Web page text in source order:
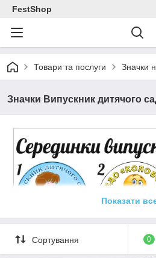
FestShop
Товари та послуги Значки
Значки Випускник дитячого
Показати
Сортування 0